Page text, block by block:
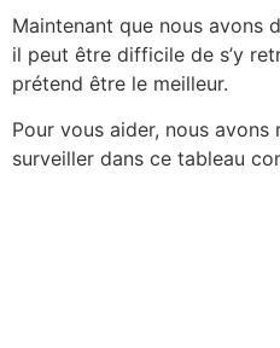
Maintenant que nous avons
il peut être difficile de s’y
prétend être le meilleur.
Pour vous aider, nous avons
surveiller dans ce tableau